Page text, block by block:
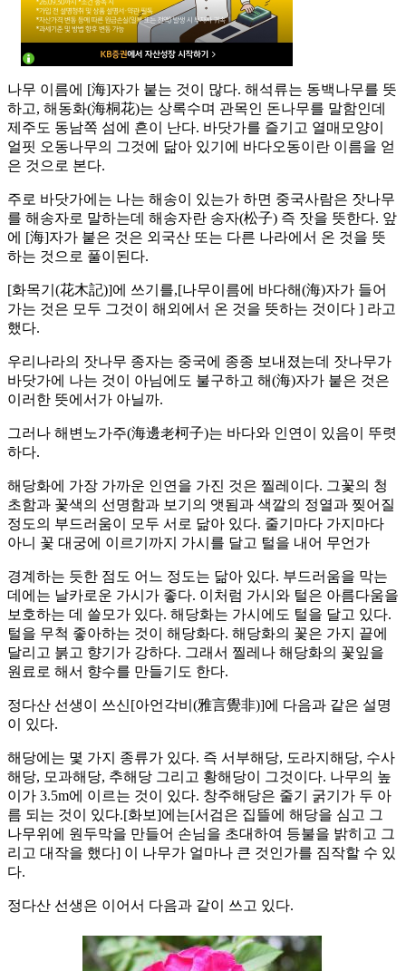
나무 이름에 [海]자가 붙는 것이 많다. 해석류는 동백나무를 뜻
하고, 해동화(海桐花)는 상록수며 관목인 돈나무를 말함인데
제주도 동남쪽 섬에 흔이 난다. 바닷가를 즐기고 열매모양이
얼핏 오동나무의 그것에 닮아 있기에 바다오동이란 이름을 얻
은 것으로 본다.
주로 바닷가에는 나는 해송이 있는가 하면 중국사람은 잣나무
를 해송자로 말하는데 해송자란 송자(松子) 즉 잣을 뜻한다. 앞
에 [海]자가 붙은 것은 외국산 또는 다른 나라에서 온 것을 뜻
하는 것으로 풀이된다.
[화목기(花木記)]에 쓰기를,[나무이름에 바다해(海)자가 들어
가는 것은 모두 그것이 해외에서 온 것을 뜻하는 것이다 ] 라고
했다.
우리나라의 잣나무 종자는 중국에 종종 보내졌는데 잣나무가
바닷가에 나는 것이 아님에도 불구하고 해(海)자가 붙은 것은
이러한 뜻에서가 아닐까.
그러나 해변노가주(海邊老柯子)는 바다와 인연이 있음이 뚜렷
하다.
해당화에 가장 가까운 인연을 가진 것은 찔레이다. 그꽃의 청
초함과 꽃색의 선명함과 보기의 앳됨과 색깔의 정열과 찢어질
정도의 부드러움이 모두 서로 닮아 있다. 줄기마다 가지마다
아니 꽃 대궁에 이르기까지 가시를 달고 털을 내어 무언가
경계하는 듯한 점도 어느 정도는 닮아 있다. 부드러움을 막는
데에는 날카로운 가시가 좋다. 이처럼 가시와 털은 아름다움을
보호하는 데 쓸모가 있다. 해당화는 가시에도 털을 달고 있다.
털을 무척 좋아하는 것이 해당화다. 해당화의 꽃은 가지 끝에
달리고 붉고 향기가 강하다. 그래서 찔레나 해당화의 꽃잎을
원료로 해서 향수를 만들기도 한다.
정다산 선생이 쓰신[아언각비(雅言覺非)]에 다음과 같은 설명
이 있다.
해당에는 몇 가지 종류가 있다. 즉 서부해당, 도라지해당, 수사
해당, 모과해당, 추해당 그리고 황해당이 그것이다. 나무의 높
이가 3.5m에 이르는 것이 있다. 창주해당은 줄기 굵기가 두 아
름 되는 것이 있다.[화보]에는[서검은 집뜰에 해당을 심고 그
나무위에 원두막을 만들어 손님을 초대하여 등불을 밝히고 그
리고 대작을 했다] 이 나무가 얼마나 큰 것인가를 짐작할 수 있
다.
정다산 선생은 이어서 다음과 같이 쓰고 있다.